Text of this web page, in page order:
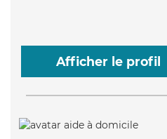
Afficher le profil